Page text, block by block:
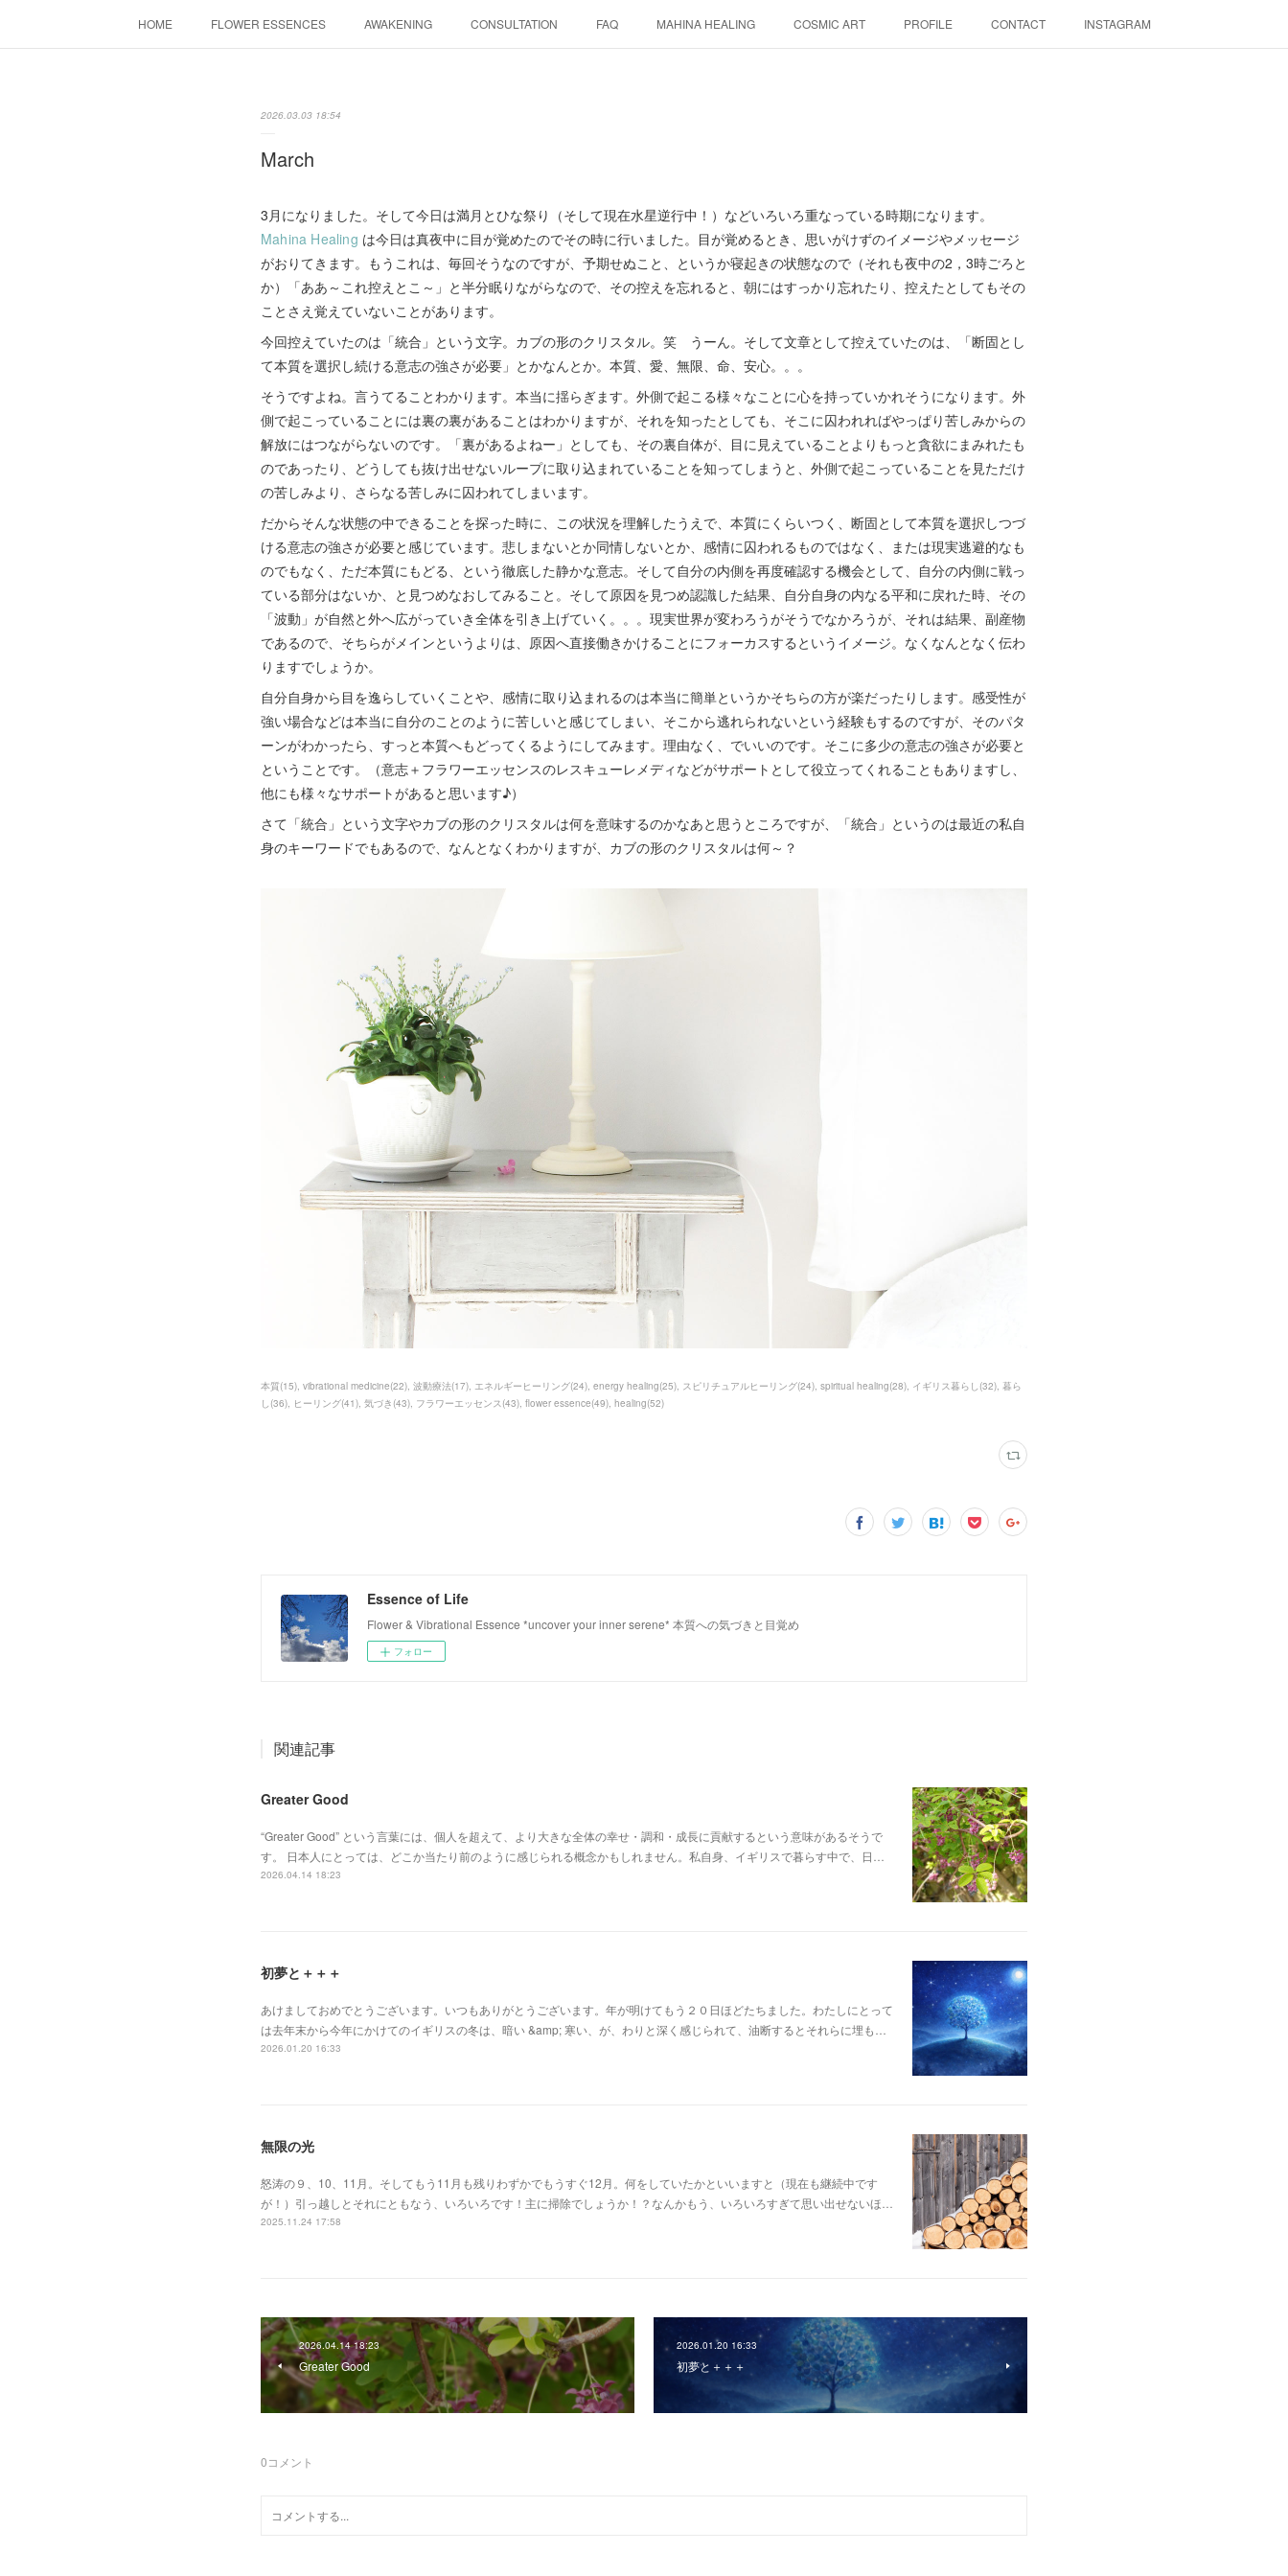
HOME FLOWER ESSENCES AWAKENING CONSULTATION FAQ MAHINA HEALING COSMIC ART PROFILE CONTACT INSTAGRAM
2026.03.03 18:54
March
3月になりました。そして今日は満月とひな祭り（そして現在水星逆行中！）などいろいろ重なっている時期になります。
Mahina Healing は今日は真夜中に目が覚めたのでその時に行いました。目が覚めるとき、思いがけずのイメージやメッセージ
がおりてきます。もうこれは、毎回そうなのですが、予期せぬこと、というか寝起きの状態なので（それも夜中の2，3時ごろと
か）「ああ～これ控えとこ～」と半分眠りながらなので、その控えを忘れると、朝にはすっかり忘れたり、控えたとしてもその
ことさえ覚えていないことがあります。
今回控えていたのは「統合」という文字。カブの形のクリスタル。笑 うーん。そして文章として控えていたのは、「断固とし
て本質を選択し続ける意志の強さが必要」とかなんとか。本質、愛、無限、命、安心。。。
そうですよね。言うてることわかります。本当に揺らぎます。外側で起こる様々なことに心を持っていかれそうになります。外
側で起こっていることには裏の裏があることはわかりますが、それを知ったとしても、そこに囚われればやっぱり苦しみからの
解放にはつながらないのです。「裏があるよねー」としても、その裏自体が、目に見えていることよりもっと貪欲にまみれたも
のであったり、どうしても抜け出せないループに取り込まれていることを知ってしまうと、外側で起こっていることを見ただけ
の苦しみより、さらなる苦しみに囚われてしまいます。
だからそんな状態の中できることを探った時に、この状況を理解したうえで、本質にくらいつく、断固として本質を選択しつづ
ける意志の強さが必要と感じています。悲しまないとか同情しないとか、感情に囚われるものではなく、または現実逃避的なも
のでもなく、ただ本質にもどる、という徹底した静かな意志。そして自分の内側を再度確認する機会として、自分の内側に戦っ
ている部分はないか、と見つめなおしてみること。そして原因を見つめ認識した結果、自分自身の内なる平和に戻れた時、その
「波動」が自然と外へ広がっていき全体を引き上げていく。。。現実世界が変わろうがそうでなかろうが、それは結果、副産物
であるので、そちらがメインというよりは、原因へ直接働きかけることにフォーカスするというイメージ。なくなんとなく伝わ
りますでしょうか。
自分自身から目を逸らしていくことや、感情に取り込まれるのは本当に簡単というかそちらの方が楽だったりします。感受性が
強い場合などは本当に自分のことのように苦しいと感じてしまい、そこから逃れられないという経験もするのですが、そのパタ
ーンがわかったら、すっと本質へもどってくるようにしてみます。理由なく、でいいのです。そこに多少の意志の強さが必要と
ということです。（意志＋フラワーエッセンスのレスキューレメディなどがサポートとして役立ってくれることもありますし、
他にも様々なサポートがあると思います♪）
さて「統合」という文字やカブの形のクリスタルは何を意味するのかなあと思うところですが、「統合」というのは最近の私自
身のキーワードでもあるので、なんとなくわかりますが、カブの形のクリスタルは何～？
本質(15) vibrational medicine(22) 波動療法(17) エネルギーヒーリング(24) energy healing(25) スピリチュアルヒーリング(24) spiritual healing(28) イギリス暮らし (32) 暮ら
し (36) ヒーリング(41) 気づき (43) フラワーエッセンス(43) flower essence(49) healing(52)
Essence of Life
Flower & Vibrational Essence *uncover your inner serene* 本質への気づきと目覚め
フォロー
関連記事
Greater Good
“Greater Good” という言葉には、個人を超えて、より大きな全体の幸せ・調和・成長に貢献するという意味があるそうで
す。 日本人にとっては、どこか当たり前のように感じられる概念かもしれません。私自身、イギリスで暮らす中で、日…
2026.04.14 18:23
初夢と＋＋＋
あけましておめでとうございます。いつもありがとうございます。年が明けてもう２０日ほどたちました。わたしにとって
は去年末から今年にかけてのイギリスの冬は、暗い &amp; 寒い、が、わりと深く感じられて、油断するとそれらに埋も…
2026.01.20 16:33
無限の光
怒涛の９、10、11月。そしてもう11月も残りわずかでもうすぐ12月。何をしていたかといいますと（現在も継続中です
が！）引っ越しとそれにともなう、いろいろです！主に掃除でしょうか！？なんかもう、いろいろすぎて思い出せないほ…
2025.11.24 17:58
2026.04.14 18:23
Greater Good
2026.01.20 16:33
初夢と＋＋＋
0コメント